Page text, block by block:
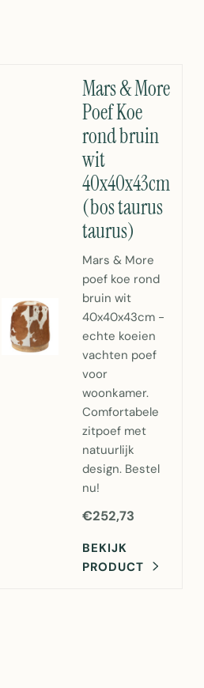
Mars & More
Poef Koe
rond bruin
wit
40x40x43cm
(bos taurus
taurus)
Mars & More
poef koe rond
bruin wit
40x40x43cm -
echte koeien
vachten poef
voor
woonkamer.
Comfortabele
zitpoef met
natuurlijk
design. Bestel
nu!
€252,73
BEKIJK
PRODUCT